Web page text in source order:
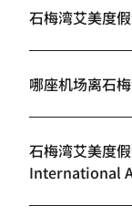
石梅湾艾美度
哪座机场离石
石梅湾艾美度
International